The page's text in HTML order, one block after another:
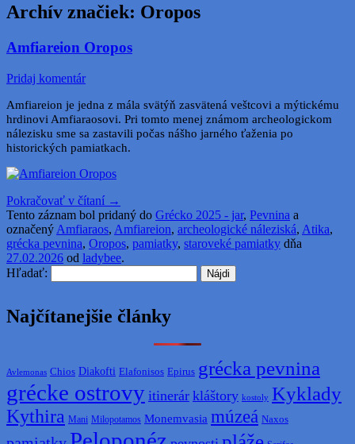
Archív značiek: Oropos
Amfiareion Oropos
Pridaj komentár
Amfiareion je jedna z mála svätýň zasvätená veštcovi a mýtickému
hrdinovi Amfiaraosovi. Pri tomto menej známom archeologickom
nálezisku sme sa zastavili počas nášho jarného ťaženia po
historických pamiatkach.
Pokračovať v čítaní →
Tento záznam bol pridaný do Grécko 2025 - jar, Pevnina a
označený Amfiaraos, Amfiareion, archeologické náleziská, Atika,
grécka pevnina, Oropos, pamiatky, staroveké pamiatky dňa
27.02.2026 od ladybee.
Hľadať:
Najčítanejšie články
Avlemonas Chios Diakofti Elafonisos Epirus grécka pevnina
grécke ostrovy itinerár kláštory kostoly Kyklady
Kythira Mani Milopotamos Monemvasia múzeá Naxos